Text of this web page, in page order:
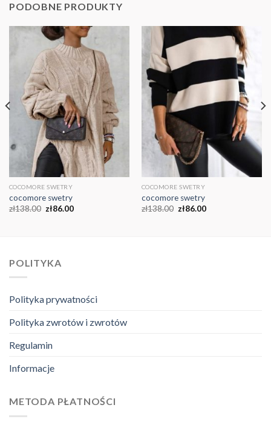
PODOBNE PRODUKTY
COCOMORE SWETRY
cocomore swetry
zł138.00 zł86.00
COCOMORE SWETRY
cocomore swetry
zł138.00 zł86.00
POLITYKA
Polityka prywatności
Polityka zwrotów i zwrotów
Regulamin
Informacje
METODA PŁATNOŚCI